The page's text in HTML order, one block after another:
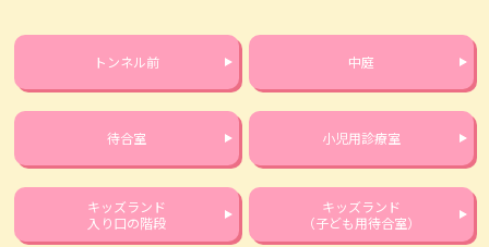
トンネル前 中庭
待合室 小児用診療室
キッズランド
入り口の階段
キッズランド
（子ども用待合室）